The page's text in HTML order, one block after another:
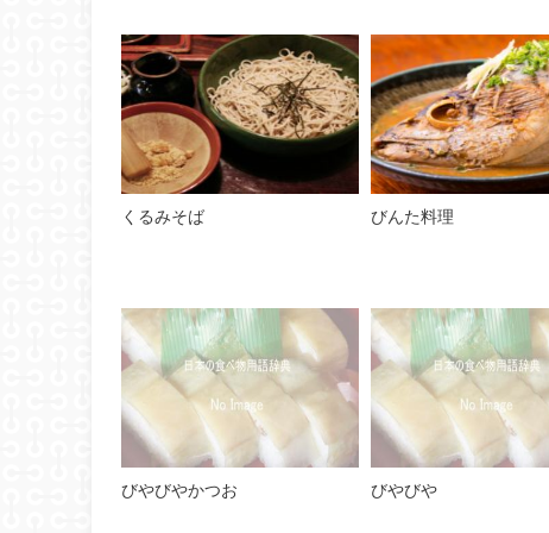
くるみそば びんた料理
びやびやかつお びやびや